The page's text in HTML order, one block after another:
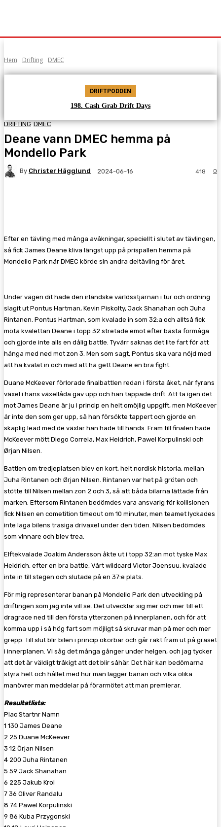
Hem Drifting DMEC
DRIFTPODDEN
198. Cash Grab Drift Days
DRIFTING DMEC
Deane vann DMEC hemma på
Mondello Park
By Christer Hägglund 2024-06-16 0
418
Efter en tävling med många avåkningar, speciellt i slutet av tävlingen,
så fick James Deane kliva längst upp på prispallen hemma på
Mondello Park när DMEC körde sin andra deltävling för året.
Under vägen dit hade den irländske världsstjärnan i tur och ordning
slagit ut Pontus Hartman, Kevin Piskolty, Jack Shanahan och Juha
Rintanen. Pontus Hartman, som kvalade in som 32:a och alltså fick
möta kvalettan Deane i topp 32 stretade emot efter bästa förmåga
och gjorde inte alls en dålig battle. Tyvärr saknas det lite fart för att
hänga med ned mot zon 3. Men som sagt, Pontus ska vara nöjd med
att ha kvalat in och med att ha gett Deane en bra fight.
Duane McKeever förlorade finalbattlen redan i första åket, när fyrans
växel i hans växellåda gav upp och han tappade drift. Att ta igen det
mot James Deane är ju i princip en helt omöjlig uppgift, men McKeever
är inte den som ger upp, så han försökte tappert och gjorde en
skaplig lead med de växlar han hade till hands. Fram till finalen hade
McKeever mött Diego Correia, Max Heidrich, Pawel Korpulinski och
Ørjan Nilsen.
Battlen om tredjeplatsen blev en kort, helt nordisk historia, mellan
Juha Rintanen och Ørjan Nilsen. Rintanen var het på gröten och
stötte till Nilsen mellan zon 2 och 3, så att båda bilarna lättade från
marken. Eftersom Rintanen bedömdes vara ansvarig för kollisionen
fick Nilsen en cometition timeout om 10 minuter, men teamet lyckades
inte laga bilens trasiga drivaxel under den tiden. Nilsen bedömdes
som vinnare och blev trea.
Elftekvalade Joakim Andersson åkte ut i topp 32:an mot tyske Max
Heidrich, efter en bra battle. Vårt wildcard Victor Joensuu, kvalade
inte in till stegen och slutade på en 37:e plats.
För mig representerar banan på Mondello Park den utveckling på
driftingen som jag inte vill se. Det utvecklar sig mer och mer till ett
dragrace ned till den första ytterzonen på innerplanen, och för att
komma upp i så hög fart som möjligt så skruvar man på mer och mer
grepp. Till slut blir bilen i princip okörbar och går rakt fram ut på gräset
i innerplanen. Vi såg det många gånger under helgen, och jag tycker
att det är väldigt tråkigt att det blir såhär. Det här kan bedömarna
styra helt och hållet med hur man lägger banan och vilka olika
manövrer man meddelar på förarmötet att man premierar.
Resultatlista:
Plac Startnr Namn
1 130 James Deane
2 25 Duane McKeever
3 12 Örjan Nilsen
4 200 Juha Rintanen
5 59 Jack Shanahan
6 225 Jakub Krol
7 36 Oliver Randalu
8 74 Pawel Korpulinski
9 86 Kuba Przygonski